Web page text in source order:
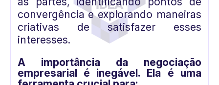
convergência e explorando maneiras
criativas de satisfazer esses
interesses.
A importância da negociação
empresarial é inegável. Ela é uma